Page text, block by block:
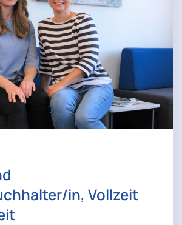
in, Vollzeit